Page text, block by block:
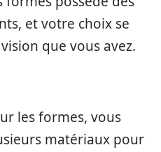
et votre choix se
que vous avez.
les formes, vous
matériaux pour